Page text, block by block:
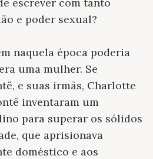
e poder sexual?
naquela época poderia
uma mulher. Se
e suas irmãs, Charlotte
inventaram um
para superar os sólidos
que aprisionava
doméstico e aos